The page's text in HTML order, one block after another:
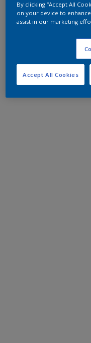
By clicking “Accept All
on your device to
assist in our marketing
Accept All Cookies